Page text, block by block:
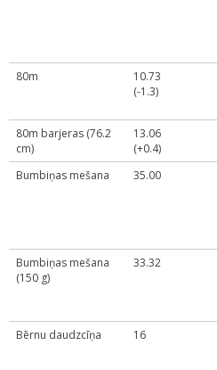
80m
10.73
(-1.3)
80m barjeras (76.2
cm)
13.06
(+0.4)
Bumbiņas mešana 35.00
Bumbiņas mešana
(150 g)
33.32
Bērnu daudzcīņa 16